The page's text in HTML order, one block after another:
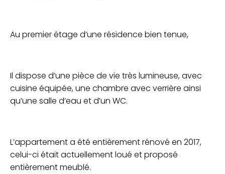
Au premier étage d’une résidence bien tenue,
Il dispose d’une pièce de vie très lumineuse, avec
cuisine équipée, une chambre avec verrière ainsi
qu’une salle d’eau et d’un WC.
L’appartement a été entièrement rénové en 2017,
celui-ci était actuellement loué et proposé
entièrement meublé.